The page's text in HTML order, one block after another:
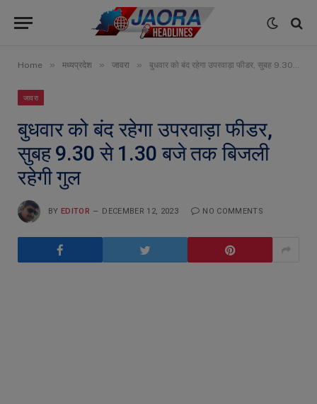
Home » मध्यप्रदेश » जावरा » बुधवार को बंद रहेगा उपरवाड़ा फीडर, सुबह 9.30 से 1.30 बजे तक बिजली रहेगी गुल
जावरा
बुधवार को बंद रहेगा उपरवाड़ा फीडर,
सुबह 9.30 से 1.30 बजे तक बिजली
रहेगी गुल
BY EDITOR DECEMBER 12, 2023 NO COMMENTS